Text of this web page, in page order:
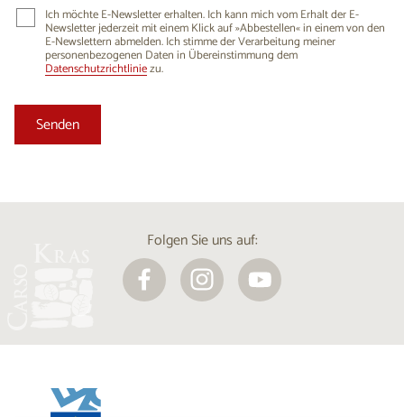
Ich möchte E-Newsletter erhalten. Ich kann mich vom Erhalt der E-
Newsletter jederzeit mit einem Klick auf »Abbestellen« in einem von den
E-Newslettern abmelden. Ich stimme der Verarbeitung meiner
personenbezogenen Daten in Übereinstimmung dem
Datenschutzrichtliniezu.
Folgen Sie uns auf: